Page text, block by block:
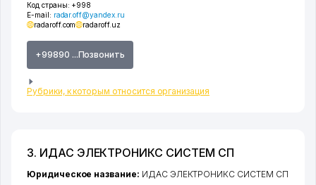
Код страны: +998
E-mail: radar.off@yandex.ru
radaroff.com
radaroff.uz
+99890 ...Позвонить
Рубрики, к которым относится организация
3. ИДАС ЭЛЕКТРОНИКС СИСТЕМ СП
Юридическое название: ИДАС ЭЛЕКТРОНИКС СИСТЕМ СП